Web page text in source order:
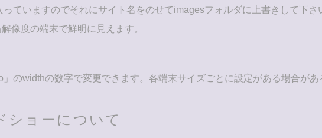
ていますのでそれにサイト名をのせてimagesフォルダに上書きして下
像度の端末で鮮明に見えます。
のwidthの数字で変更できます。各端末サイズごとに設定がある場合があ
ショーについて